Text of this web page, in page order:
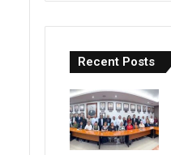
Recent Posts